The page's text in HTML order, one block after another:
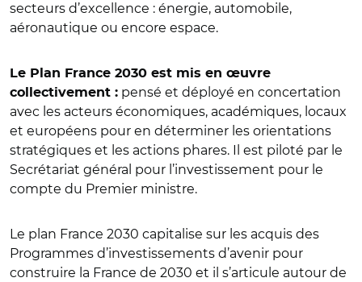
secteurs d’excellence : énergie, automobile,
aéronautique ou encore espace.
Le Plan France 2030 est mis en œuvre
collectivement : pensé et déployé en concertation
avec les acteurs économiques, académiques, locaux
et européens pour en déterminer les orientations
stratégiques et les actions phares. Il est piloté par le
Secrétariat général pour l’investissement pour le
compte du Premier ministre.
Le plan France 2030 capitalise sur les acquis des
Programmes d’investissements d’avenir pour
construire la France de 2030 et il s’articule autour de